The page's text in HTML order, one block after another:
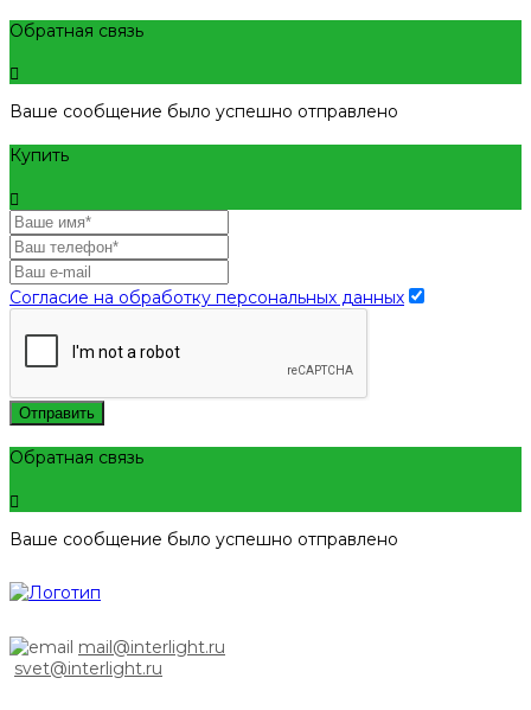
Обратная связь
Ваше сообщение было успешно отправлено
Купить
Согласие на обработку персональных данных
Отправить
Обратная связь
Ваше сообщение было успешно отправлено
mail@interlight.ru
svet@interlight.ru